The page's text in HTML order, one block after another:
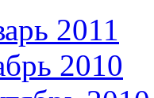
2011
2010